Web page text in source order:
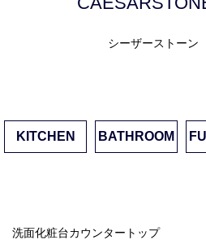
シーザーストーン
KITCHEN BATHROOM
洗面化粧台カウンタートップ